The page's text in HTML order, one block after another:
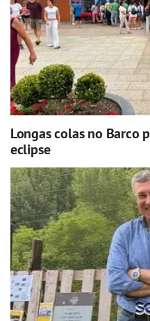
Longas colas no Barco
eclipse